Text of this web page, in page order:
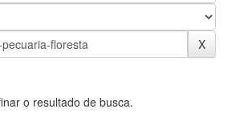
o resultado de busca.